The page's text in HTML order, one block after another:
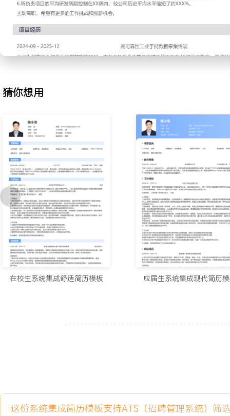
电源树和功耗预算，平衡性能与成本；输出硬件原理图、PCB叠层
导，与结构工程师协同确定内部堆叠，样机评审一次性通过率提升至
3.硬件选型：根据BOM成本目标和供应链状况，评估并确定关键元
库以应对缺货风险；对接供应商进行样品申请与参数测试，完成关
供应商和平台化选型，将单板物料成本降低约XXX%。
移植；编写调试报告和问题跟踪清单，平均问题关闭周期缩短XXX天
方案和烧录流程，优化产测程序以提高覆盖率；分析生产不良品，
计改进，将量产直通率从XXX%提升至XXX%。
6.现场实施：支持重点客户的产品现场部署，解决环境干扰、通信距
问题；收集现场失效案例，推动硬件设计增加防护和裕量；编写现
客户工程师，客户问题的一次性解决率提升XXX%。
工作业绩：
1.主导完成X款智能穿戴和X款工业数据采集终端从方案到量产的硬
定出货超过XXX万台。
2.通过平台化设计和供应链优化，负责项目的平均硬件成本较竞品降
单准确率达XXX%。
3.累计解决样机调试与生产问题超过XXX个，推动完成XX项设计变
靠性。
6.所负责项目的平均研发周期控制在XX周内，较公司历史平均水平
端
猜你想用
在校生系统集成舒适简历模板 应届生系统集成现代简历
这份系统集成简历模板支持ATS（招聘管理系统）筛